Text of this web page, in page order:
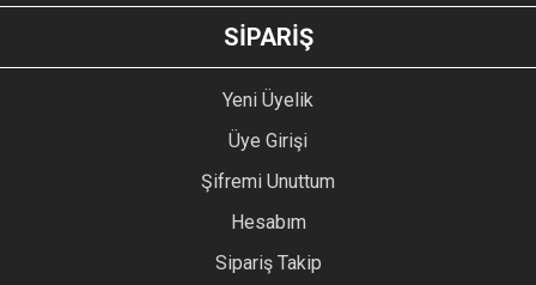
GÖNDER
SİPARİŞ
Yeni Üyelik
Üye Girişi
Şifremi Unuttum
Hesabım
Sipariş Takip